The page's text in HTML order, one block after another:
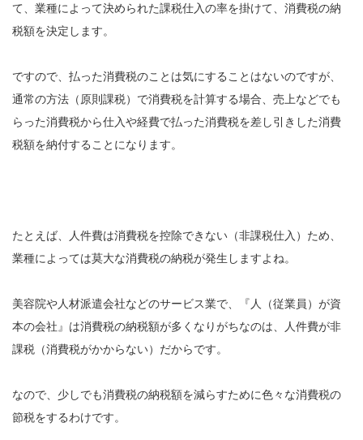
て、業種によって決められた課税仕入の率を掛けて、消費税の納
税額を決定します。
ですので、払った消費税のことは気にすることはないのですが、
通常の方法（原則課税）で消費税を計算する場合、売上などでも
らった消費税から仕入や経費で払った消費税を差し引きした消費
税額を納付することになります。
たとえば、人件費は消費税を控除できない（非課税仕入）ため、
業種によっては莫大な消費税の納税が発生しますよね。
美容院や人材派遣会社などのサービス業で、『人（従業員）が資
本の会社』は消費税の納税額が多くなりがちなのは、人件費が非
課税（消費税がかからない）だからです。
なので、少しでも消費税の納税額を減らすために色々な消費税の
節税をするわけです。